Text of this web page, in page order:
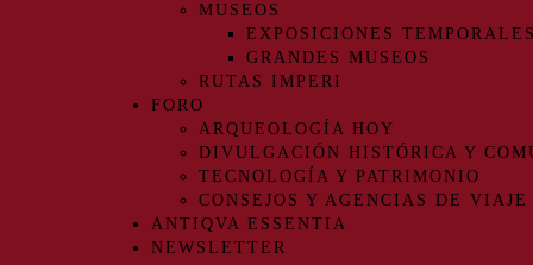
MUSEOS
EXPOSICIONES TEMPORALES
GRANDES MUSEOS
RUTAS IMPERI
FORO
ARQUEOLOGÍA HOY
DIVULGACIÓN HISTÓRICA Y
TECNOLOGÍA Y PATRIMONIO
CONSEJOS Y AGENCIAS DE VIAJE
ANTIQVA ESSENTIA
NEWSLETTER